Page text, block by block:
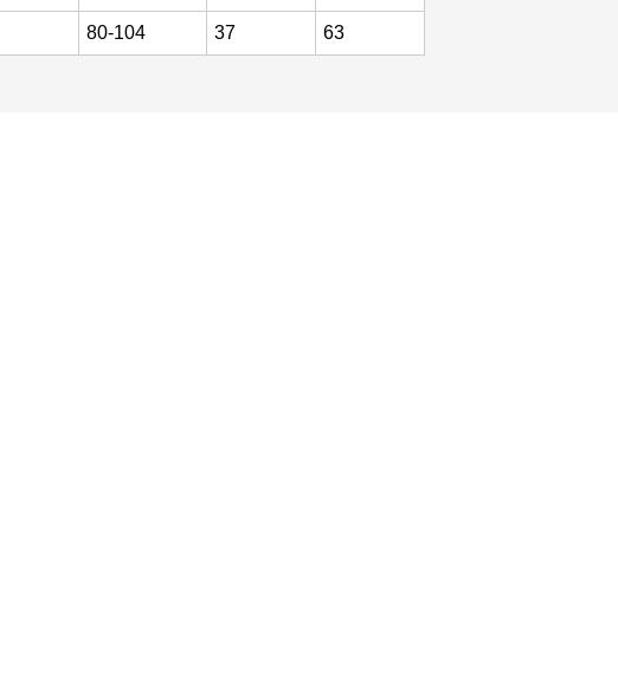
80-104 37 63